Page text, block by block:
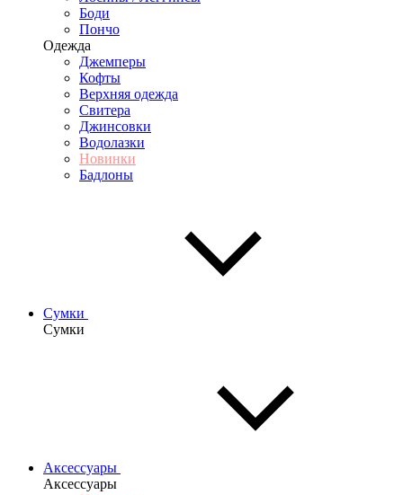
Боди
Пончо
Одежда
Джемперы
Кофты
Верхняя одежда
Свитера
Джинсовки
Водолазки
Новинки
Бадлоны
Сумки
Сумки
Аксессуары
Аксессуары